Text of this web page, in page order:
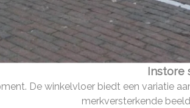
Etalage
en houden de aandachtvast van
doorslaggevende factor is
Instore
De winkelvloer biedt een variatie
merkversterkende